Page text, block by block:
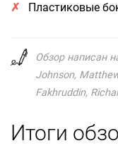
Пластиковые
Обзор написан
Johnson,
Fakhruddin,
Итоги